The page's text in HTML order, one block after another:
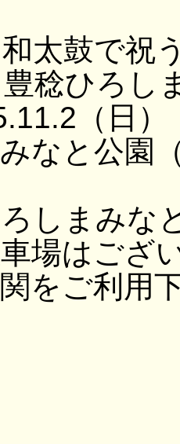
太鼓で祝
稔ひろし
（日
なと公園
しまみな
場はござ
をご利用